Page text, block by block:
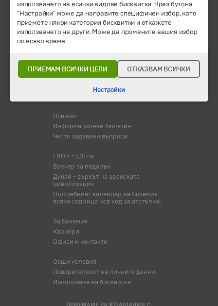
Горещи оферти
Потвърдени дати
Празници
Оферта на деня
Хотелски резервации
Корпоративно обслужване
Новини
Информационен бюлетин
Често задавани въпроси
1 BOH = 1,01 лв.
Ваучер за подарък
Дубай - върхът на арабската
цивилизация
Вълшебният календар на Бохемия -
всяка седмица нов код за отстъпка!
За Бохемия
Кариери
Офиси и контакти
Общи условия
Поверителност на личните данни
Използване на бисквитки
използването на всички видове бисквитки. Чрез бутона
"Настройки" може да направите специфичен избор, като
приемете някои категории бисквитки и откажете
използването на други. Може да промените вашия избор
по всяко време.
ПРИЕМАМ ВСИЧКИ ЦЕЛИ ОТКАЗВАМ ВСИЧКИ
Настройки